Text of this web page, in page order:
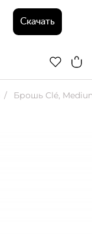
Скачать
Брошь Clé,